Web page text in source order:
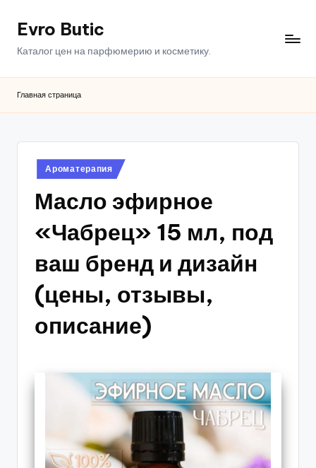
ПерейтиEvro Butic
Каталог цен на парфюмерию и косметику.
Главная страница
Опубликовано
в
Ароматерапия
Масло эфирное
«Чабрец» 15 мл, под
ваш бренд и дизайн
(цены, отзывы,
описание)